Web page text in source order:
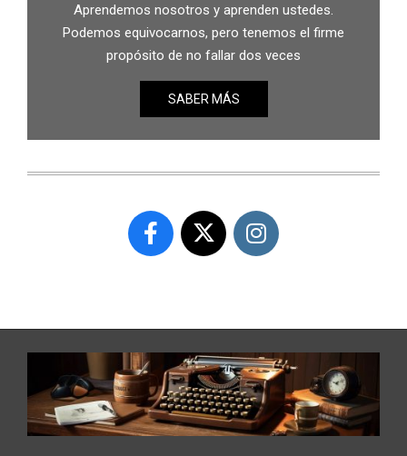
Aprendemos nosotros y aprenden ustedes.
Podemos equivocarnos, pero tenemos el firme
propósito de no fallar dos veces
SABER MÁS